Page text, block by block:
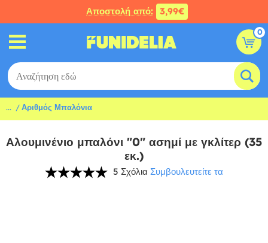
Αποστολή από: 3,99€
0
... Αριθμός Μπαλόνια
Αλουμινένιο μπαλόνι "0" ασημί με γκλίτερ (35
εκ.)
5 Σχόλια Συμβουλευτείτε τα